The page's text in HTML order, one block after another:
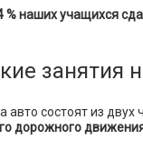
% наших учащихся
занятия
авто состоят из двух
дорожного